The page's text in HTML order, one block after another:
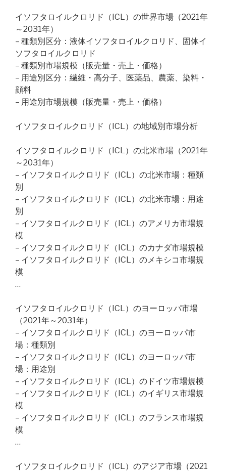
イソフタロイルクロリド（ICL）の世界市場（2021年
～2031年）
– 種類別区分：液体イソフタロイルクロリド、固体イ
ソフタロイルクロリド
– 種類別市場規模（販売量・売上・価格）
– 用途別区分：繊維・高分子、医薬品、農薬、染料・
顔料
– 用途別市場規模（販売量・売上・価格）
イソフタロイルクロリド（ICL）の地域別市場分析
イソフタロイルクロリド（ICL）の北米市場（2021年
～2031年）
– イソフタロイルクロリド（ICL）の北米市場：種類
別
– イソフタロイルクロリド（ICL）の北米市場：用途
別
– イソフタロイルクロリド（ICL）のアメリカ市場規
模
– イソフタロイルクロリド（ICL）のカナダ市場規模
– イソフタロイルクロリド（ICL）のメキシコ市場規
模
…
イソフタロイルクロリド（ICL）のヨーロッパ市場
（2021年～2031年）
– イソフタロイルクロリド（ICL）のヨーロッパ市
場：種類別
– イソフタロイルクロリド（ICL）のヨーロッパ市
場：用途別
– イソフタロイルクロリド（ICL）のドイツ市場規模
– イソフタロイルクロリド（ICL）のイギリス市場規
模
– イソフタロイルクロリド（ICL）のフランス市場規
模
…
イソフタロイルクロリド（ICL）のアジア市場（2021